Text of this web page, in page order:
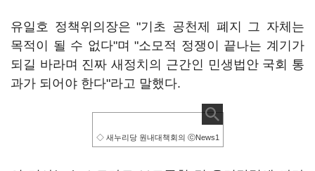
유일호 정책위의장은 "기초 공천제 폐지 그 자체는
목적이 될 수 없다"며 "소모적 정쟁이 끝나는 계기가
되길 바라며 진짜 새정치의 근간인 민생법안 국회 통
과가 되어야 한다"라고 말했다.
◇ 새누리당 원내대책회의 ⓒNews1